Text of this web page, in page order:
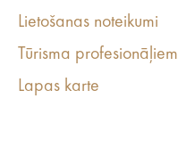
Lietošanas noteikumi
Tūrisma profesionāļiem
Lapas karte